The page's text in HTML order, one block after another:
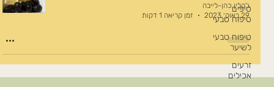
טיפים
טיפוח טבעי
טיפוח טבעי
לשיער
זרעים
אכילים
ג'קלין כהן-לייבה
29 באוק׳ 2023
זמן קריאה 1 דקות